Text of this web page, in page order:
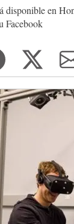
disponible en
Facebook